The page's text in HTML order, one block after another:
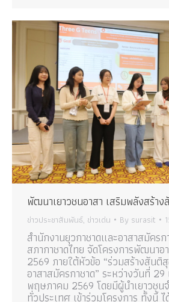
พัฒนาเยาวชนอาสา เสริมพลังสร้า
ข่าวประชาสัมพันธ์, ข่าวเด่น By surasit
สำนักงานยุวกาชาดและอาสาสมัครก
สภากาชาดไทย จัดโครงการพัฒนาอ
2569 ภายใต้หัวข้อ “ร่วมสร้างสันติ
อาสาสมัครกาชาด” ระหว่างวันที่ 29
พฤษภาคม 2569 โดยมีผู้นำเยาวช
ทั่วประเทศ เข้าร่วมโครงการ ทั้งนี้